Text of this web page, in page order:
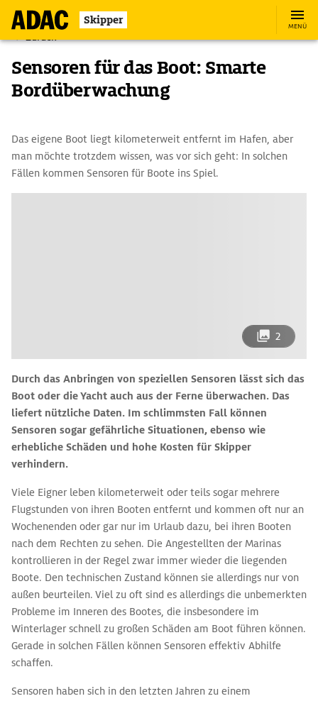
Skipper MENÜ
Zurück
Sensoren für das Boot: Smarte
Bordüberwachung
Das eigene Boot liegt kilometerweit entfernt im Hafen, aber
man möchte trotzdem wissen, was vor sich geht: In solchen
Fällen kommen Sensoren für Boote ins Spiel.
2
Durch das Anbringen von speziellen Sensoren lässt sich das
Boot oder die Yacht auch aus der Ferne überwachen. Das
liefert nützliche Daten. Im schlimmsten Fall können
Sensoren sogar gefährliche Situationen, ebenso wie
erhebliche Schäden und hohe Kosten für Skipper
verhindern.
Viele Eigner leben kilometerweit oder teils sogar mehrere
Flugstunden von ihren Booten entfernt und kommen oft nur an
Wochenenden oder gar nur im Urlaub dazu, bei ihren Booten
nach dem Rechten zu sehen. Die Angestellten der Marinas
kontrollieren in der Regel zwar immer wieder die liegenden
Boote. Den technischen Zustand können sie allerdings nur von
außen beurteilen. Viel zu oft sind es allerdings die unbemerkten
Probleme im Inneren des Bootes, die insbesondere im
Winterlager schnell zu großen Schäden am Boot führen können.
Gerade in solchen Fällen können Sensoren effektiv Abhilfe
schaffen.
Sensoren haben sich in den letzten Jahren zu einem